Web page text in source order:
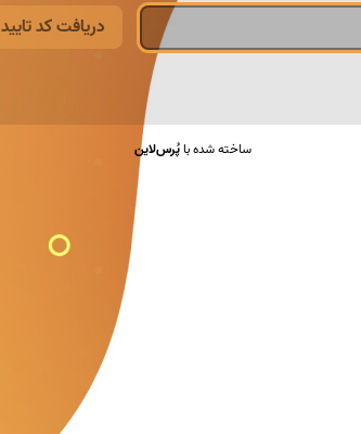
دریافت کد تایید
ساخته شده باپُرس‌لاین